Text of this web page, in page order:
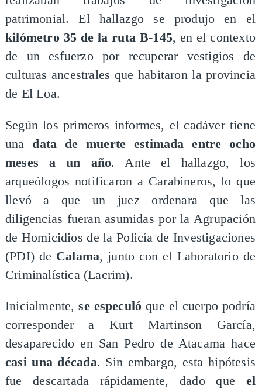
patrimonial. El hallazgo se produjo en el
kilómetro 35 de la ruta B-145, en el contexto
de un esfuerzo por recuperar vestigios de
culturas ancestrales que habitaron la provincia
de El Loa.
Según los primeros informes, el cadáver tiene
una data de muerte estimada entre ocho
meses a un año. Ante el hallazgo, los
arqueólogos notificaron a Carabineros, lo que
llevó a que un juez ordenara que las
diligencias fueran asumidas por la Agrupación
de Homicidios de la Policía de Investigaciones
(PDI) de Calama, junto con el Laboratorio de
Criminalística (Lacrim).
Inicialmente,se especulóque el cuerpo podría
corresponder a Kurt Martinson García,
desaparecido en San Pedro de Atacama hace
casi una década. Sin embargo, esta hipótesis
fue descartada rápidamente, dado que el